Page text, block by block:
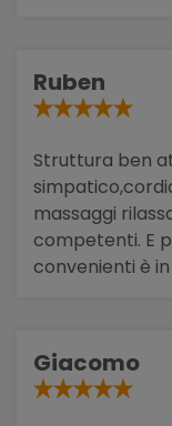
Ruben
Struttura ben
massaggi
competenti. E
convenienti è
Giacomo